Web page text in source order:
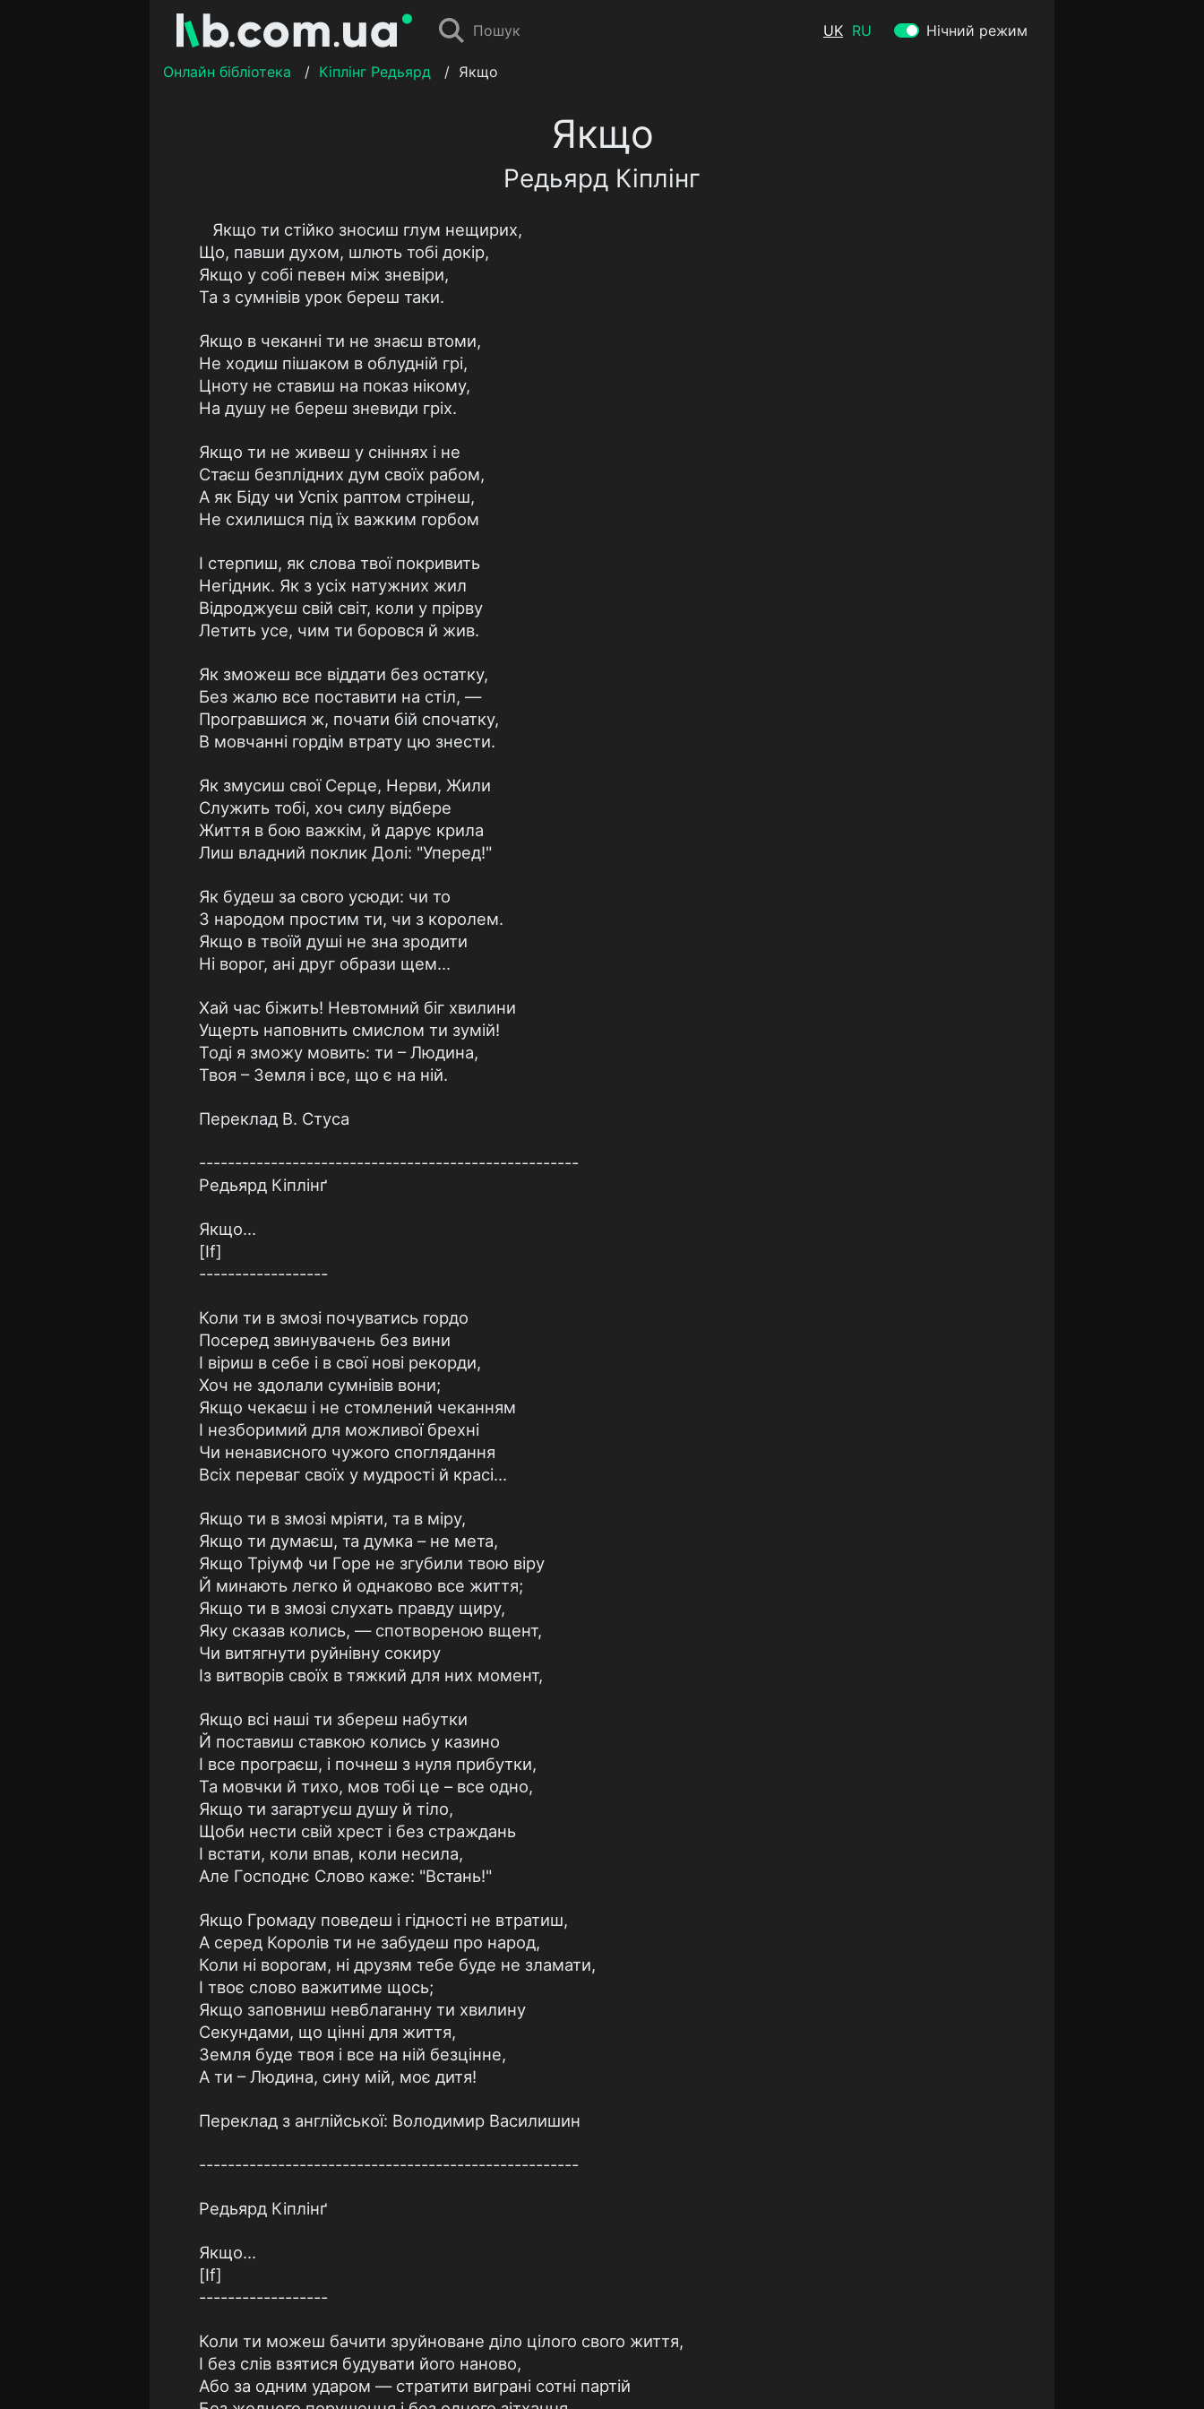
Пошук UK RU Нічний режим
Онлайн бібліотека / Кіплінг Редьярд / Якщо
Якщо
Редьярд Кіплінг
Якщо ти стійко зносиш глум нещирих,
Що, павши духом, шлють тобі докір,
Якщо у собі певен між зневіри,
Та з сумнівів урок береш таки.
Якщо в чеканні ти не знаєш втоми,
Не ходиш пішаком в облудній грі,
Цноту не ставиш на показ нікому,
На душу не береш зневиди гріх.
Якщо ти не живеш у сніннях і не
Стаєш безплідних дум своїх рабом,
А як Біду чи Успіх раптом стрінеш,
Не схилишся під їх важким горбом
І стерпиш, як слова твої покривить
Негідник. Як з усіх натужних жил
Відроджуєш свій світ, коли у прірву
Летить усе, чим ти боровся й жив.
Як зможеш все віддати без остатку,
Без жалю все поставити на стіл, —
Програвшися ж, почати бій спочатку,
В мовчанні гордім втрату цю знести.
Як змусиш свої Серце, Нерви, Жили
Служить тобі, хоч силу відбере
Життя в бою важкім, й дарує крила
Лиш владний поклик Долі: "Уперед!"
Як будеш за свого усюди: чи то
З народом простим ти, чи з королем.
Якщо в твоїй душі не зна зродити
Ні ворог, ані друг образи щем...
Хай час біжить! Невтомний біг хвилини
Ущерть наповнить смислом ти зумій!
Тоді я зможу мовить: ти – Людина,
Твоя – Земля і все, що є на ній.
Переклад В. Стуса
-----------------------------------------------------
Редьярд Кіплінґ
Якщо...
[If]
------------------
Коли ти в змозі почуватись гордо
Посеред звинувачень без вини
І віриш в себе і в свої нові рекорди,
Хоч не здолали сумнівів вони;
Якщо чекаєш і не стомлений чеканням
І незборимий для можливої брехні
Чи ненависного чужого споглядання
Всіх переваг своїх у мудрості й красі…
Якщо ти в змозі мріяти, та в міру,
Якщо ти думаєш, та думка – не мета,
Якщо Тріумф чи Горе не згубили твою віру
Й минають легко й однаково все життя;
Якщо ти в змозі слухать правду щиру,
Яку сказав колись, — спотвореною вщент,
Чи витягнути руйнівну сокиру
Із витворів своїх в тяжкий для них момент,
Якщо всі наші ти збереш набутки
Й поставиш ставкою колись у казино
І все програєш, і почнеш з нуля прибутки,
Та мовчки й тихо, мов тобі це – все одно,
Якщо ти загартуєш душу й тіло,
Щоби нести свій хрест і без страждань
І встати, коли впав, коли несила,
Але Господнє Слово каже: "Встань!"
Якщо Громаду поведеш і гідності не втратиш,
А серед Королів ти не забудеш про народ,
Коли ні ворогам, ні друзям тебе буде не зламати,
І твоє слово важитиме щось;
Якщо заповниш невблаганну ти хвилину
Секундами, що цінні для життя,
Земля буде твоя і все на ній безцінне,
А ти – Людина, сину мій, моє дитя!
Переклад з англійської: Володимир Василишин
-----------------------------------------------------
Редьярд Кіплінґ
Якщо...
[If]
------------------
Коли ти можеш бачити зруйноване діло цілого свого життя,
І без слів взятися будувати його наново,
Або за одним ударом — стратити виграні сотні партій